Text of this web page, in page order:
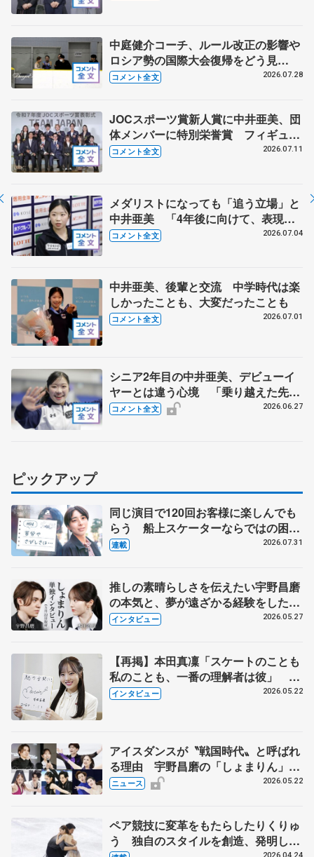
中庭健介コーチ、ルール改正の影響や
ロシア勢の国際大会復帰をどう見
る？ 中井亜美の今後の４年間に向け
コメント全文 2026.07.28
JOCスポーツ賞新人賞に中井亜美、団
体メンバーに特別栄誉賞 フィギュア
スケートに別のスポーツを組み合わせ
コメント全文 2026.07.11
メダリストになっても「追う立場」と
中井亜美 「4年後に向けて、表現の
幅を広げていきたい」【全日本シニア
コメント全文 2026.07.04
中井亜美、後輩と交流 中学時代は楽
しかったことも、大変だったことも
コメント全文 2026.07.01
シニア2年目の中井亜美、デビューイ
ヤーとは違う心境 「乗り越えた先
に、本当に自分自身の夢がかなう」
コメント全文 2026.06.27
ピックアップ
同じ演目で120回お客様に楽しんでも
らう 船上スケーターならではの困難
とは 影響あったPIW前キャプテン松
連載 2026.07.31
推しの素晴らしさを伝えたい宇野昌磨
の本気と、夢が遠ざかる経験をした本
田真凜の覚悟
インタビュー 2026.05.27
【再掲】本田真凜「スケートのことも
私のことも、一番の理解者は彼」 引
退時の単独インタビューで語った競技
インタビュー 2026.05.22
アイスダンスが〝戦国時代〟と呼ばれ
る理由 宇野昌磨の「しょまりん」ら
実力者が相次いで参戦 国内の競争激
ニュース 2026.05.22
ペア競技に変革をもたらしたりくりゅ
う 独自のスタイルを創造、発明した
2026.04.24